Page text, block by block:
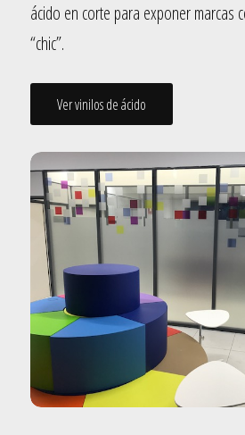
ácido en corte para exponer marcas
“chic”.
Ver vinilos de ácido